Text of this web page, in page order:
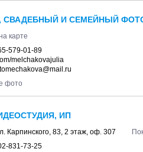
СВАДЕБНЫЙ И СЕМЕЙНЫЙ
карте
579-01-89
melchakovajulia
фото
ИП
Карпинского, 83, 2 этаж, оф. 307
831-73-25